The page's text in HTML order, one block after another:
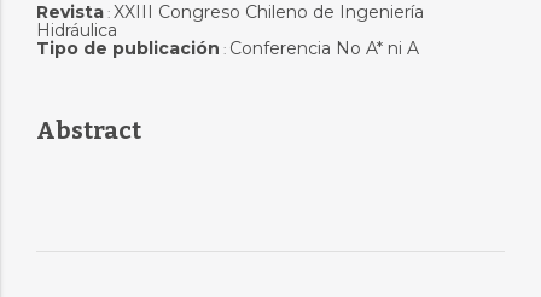
Revista: XXIII Congreso Chileno de Ingeniería
Hidráulica
Tipo de publicación : Conferencia No A* ni A
Abstract